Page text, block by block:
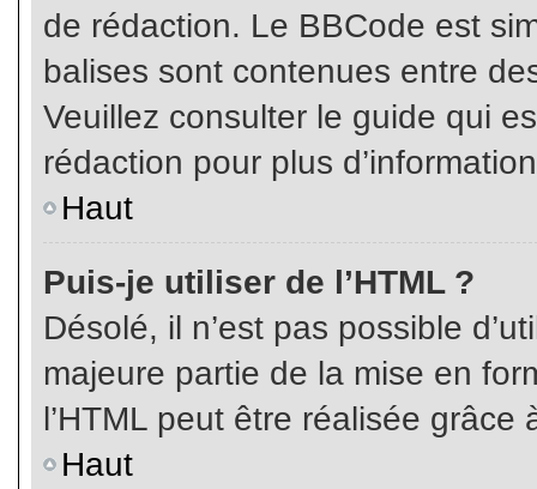
de rédaction. Le BBCode est
balises sont contenues entre
Veuillez consulter le guide qui
rédaction pour plus
Haut
Puis-je utiliser de l’HTML ?
Désolé, il n’est pas possible
majeure partie de la mise en
l’HTML peut être réalisée grâce
Haut